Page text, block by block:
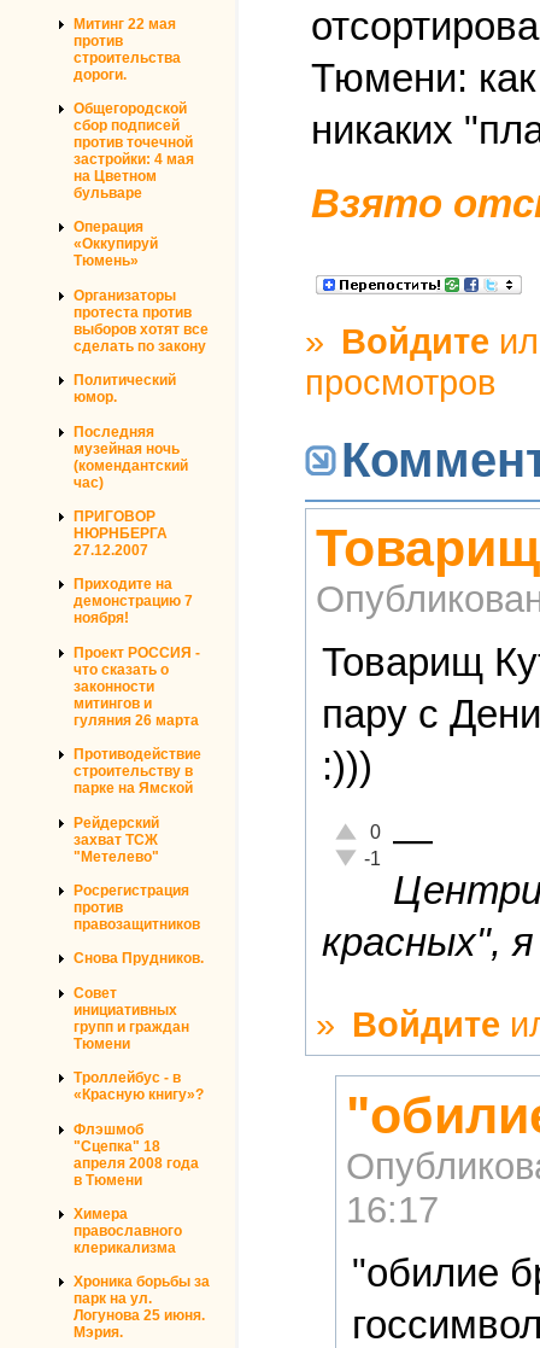
Митинг 22 мая
против
строительства
дороги.
Общегородской
сбор подписей
против точечной
застройки: 4 мая
на Цветном
бульваре
Операция
«Оккупируй
Тюмень»
Организаторы
протеста против
выборов хотят все
сделать по закону
Политический
юмор.
Последняя
музейная ночь
(комендантский
час)
ПРИГОВОР
НЮРНБЕРГА
27.12.2007
Приходите на
демонстрацию 7
ноября!
Проект РОССИЯ -
что сказать о
законности
митингов и
гуляния 26 марта
Противодействие
строительству в
парке на Ямской
Рейдерский
захват ТСЖ
"Метелево"
Росрегистрация
против
правозащитников
Снова Прудников.
Совет
инициативных
групп и граждан
Тюмени
Троллейбус - в
«Красную книгу»?
Флэшмоб
"Сцепка" 18
апреля 2008 года
в Тюмени
Химера
православного
клерикализма
Хроника борьбы за
парк на ул.
Логунова 25 июня.
Мэрия.
Тюмени:
никаких
Взято
» Войдите
просмотров
Товарищ
пару с
:)))
Отлично!
0
Неадекватно!
-1
—
красных",
» Войдите
16:17
"обилие